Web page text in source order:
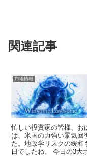
関連記事
市場情報
忙しい投資家の皆様、お
は、米国の力強い景気回
た。地政学リスクの緩和
日でしたね。 今日の3大